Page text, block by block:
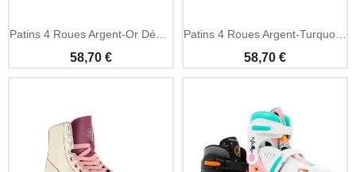
58,70 € 58,70 €